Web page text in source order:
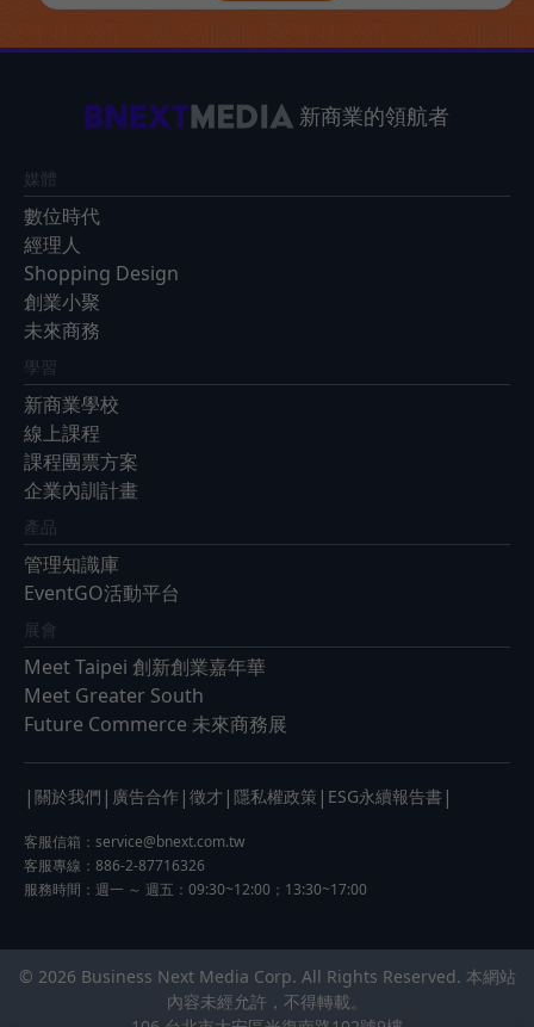
新商業的領航者
媒體
數位時代
經理人
Shopping Design
創業小聚
未來商務
學習
新商業學校
線上課程
課程團票方案
企業內訓計畫
產品
管理知識庫
EventGO活動平台
展會
Meet Taipei 創新創業嘉年華
Meet Greater South
Future Commerce 未來商務展
| 關於我們 | 廣告合作 | 徵才 | 隱私權政策 | ESG永續報告書 |
客服信箱： service@bnext.com.tw
客服專線：886-2-87716326
服務時間：週一 ～ 週五：09:30~12:00；13:30~17:00
© 2026 Business Next Media Corp. All Rights Reserved. 本網站
內容未經允許，不得轉載。